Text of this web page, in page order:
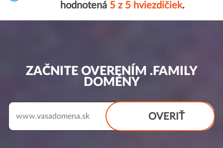
hodnotená 5 z 5 hviezdičiek.
ZAČNITE OVERENÍM .FAMILY
DOMÉNY
OVERIŤ
www.